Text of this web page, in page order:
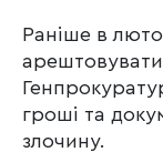
Раніше в
арештовувати
гроші та
злочину.